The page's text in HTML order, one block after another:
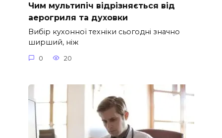
Чим мультипіч відрізняється від
аерогриля та духовки
Вибір кухонної техніки сьогодні значно
ширший, ніж
0 20